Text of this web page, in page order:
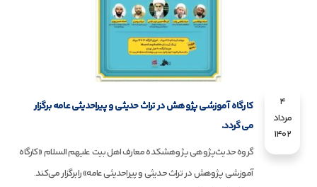
4
مرداد
1402
کارگاه آموزشی پژوهش در تراث حدیثی و پیراحدیثی عامه برگزار
می‌گردد.
گروه حدیث‌پژوهی پژوهشکده معارف اهل بیت علیهم السلام «کارگاه
آموزشی پژوهش در تراث حدیثی و پیراحدیثی عامه» رابرگزار می‌کند.